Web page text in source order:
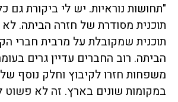
"תחושות נוראיות. יש לי ביקורת גם
תוכנית מסודרת של חזרה הביתה.
תוכנית שמקובלת על מרבית חברי
הביתה. רוב החברים עדיין גרים
משפחות חזרו לקיבוץ וחלק נוסף
במקומות שונים בארץ. זה לא